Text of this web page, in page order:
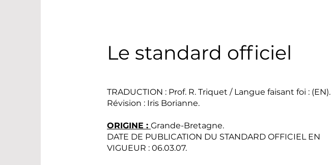
Le standard officiel
TRADUCTION : Prof. R. Triquet / Langue faisant foi : (EN).
Révision : Iris Borianne.
ORIGINE : Grande-Bretagne.
DATE DE PUBLICATION DU STANDARD OFFICIEL EN
VIGUEUR : 06.03.07.